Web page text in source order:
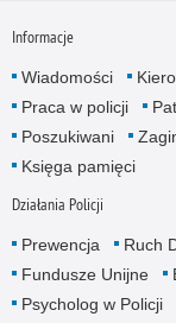
Informacje
Wiadomości
Praca w policji
Poszukiwani
Księga pamięci
Działania Policji
Prewencja Ruch
Fundusze Unijne
Psycholog w Policji